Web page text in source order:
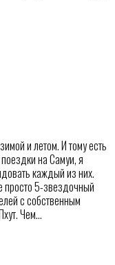
и летом. И тому есть
на Самуи, я
каждый из них.
просто 5-звездочный
с собственным
Чем…